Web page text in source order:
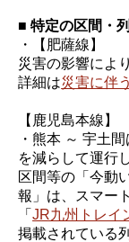
■ 特定の区間・
・【肥薩線】
災害の影響によ
詳細は災害に伴
【鹿児島本線】
・熊本 ～ 宇土
を減らして運行
区間等の「今動
報」は、スマー
「JR九州トレイ
掲載されている